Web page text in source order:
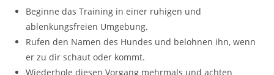
Beginne das Training in einer ruhigen und
ablenkungsfreien Umgebung.
Rufen den Namen des Hundes und belohnen ihn, wenn
er zu dir schaut oder kommt.
Wiederhole diesen Vorgang mehrmals und achten